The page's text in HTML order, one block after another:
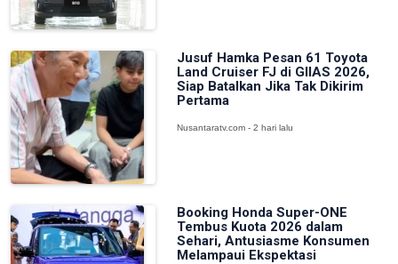
Jusuf Hamka Pesan 61 Toyota
Land Cruiser FJ di GIIAS 2026,
Siap Batalkan Jika Tak Dikirim
Pertama
Nusantaratv.com - 2 hari lalu
Booking Honda Super-ONE
Tembus Kuota 2026 dalam
Sehari, Antusiasme Konsumen
Melampaui Ekspektasi